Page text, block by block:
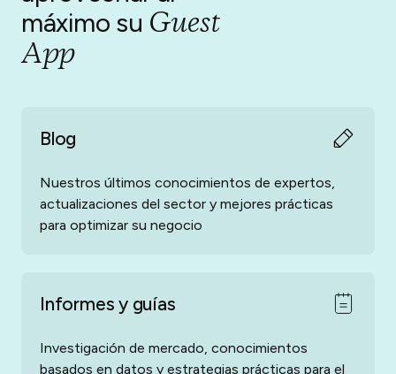
máximo su Guest
App
Blog
Nuestros últimos conocimientos de expertos,
actualizaciones del sector y mejores prácticas
para optimizar su negocio
Informes y guías
Investigación de mercado, conocimientos
basados en datos y estrategias prácticas para el